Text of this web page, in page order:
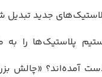
جدید تبدیل
پلاستیک‌ها را به
آمده‌اند؟ «چالش